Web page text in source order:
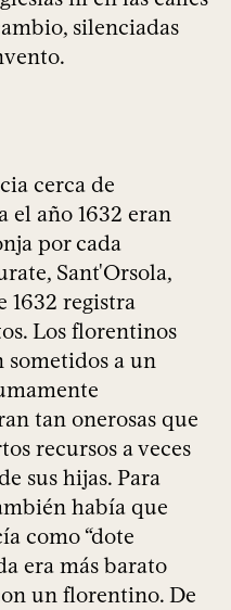
silenciadas
cerca de
el año 1632 eran
por cada
Sant'Orsola,
1632 registra
Los florentinos
a un
tan onerosas que
recursos a veces
sus hijas. Para
había que
como “dote
era más barato
un florentino. De